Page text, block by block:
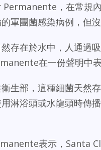
Permanente，在常規
軍團菌感染病例，但
然存在於水中，人通過
在一份聲明中
生部，這種細菌天然
淋浴頭或水龍頭時傳
表示，Santa